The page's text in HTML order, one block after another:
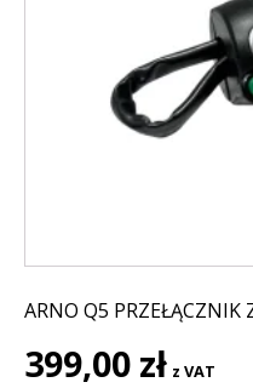
ARNO Q5 PRZEŁĄCZNIK
399,00 zł z VAT